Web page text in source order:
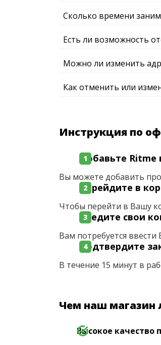
Сколько времени
Есть ли возможность
Можно ли изменить
Как отменить или
Инструкция по
Добавьте Ritme
Вы можете добавить
Перейдите в
Чтобы перейти в Вашу
Введите свои
Вам потребуется
Подтвердите
В течение 15 минут в
Чем наш магазин
Высокое качество